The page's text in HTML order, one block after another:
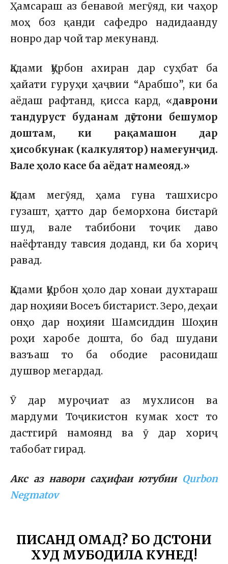
Ҳамсараш аз бенавоӣ мегӯяд, ки чаҳор
моҳ боз қанди сафедро надидаанду
нонро дар чой тар мекунанд.
Қадами Қурбон ахиран дар суҳбат ба
ҳайати гуруҳи ҳаҷвии “Арабшо”, ки ба
аёдаш рафтанд, қисса кард, «даврони
тандуруст буданам дӯстони бешумор
доштам, ки рақамашон дар
ҳисобкунак (калкулятор) намеғунҷид.
Вале ҳоло касе ба аёдат намеояд.»
Қадам мегӯяд, ҳама гуна ташхисро
гузашт, ҳатто дар беморхона бистарӣ
шуд, вале табибони тоҷик даво
наёфтанду тавсия доданд, ки ба хориҷ
равад.
Қадами Қурбон ҳоло дар хонаи духтараш
дар ноҳияи Восеъ бистарист. Зеро, деҳаи
онҳо дар ноҳияи Шамсиддин Шоҳин
роҳи харобе дошта, бо бад шудани
вазъаш то ба ободие расонидаш
душвор мегардад.
Ӯ дар муроҷиат аз мухлисон ва
мардуми Тоҷикистон кумак хост то
дастгирӣ намоянд ва ӯ дар хориҷ
табобат гирад.
Акс аз навори саҳифаи ютубии Qurbon
Negmatov
ПИСАНД ОМАД? БО ДӮСТОНИ
ХУД МУБОДИЛА КУНЕД!